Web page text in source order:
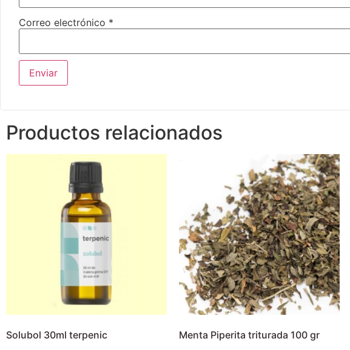
Correo electrónico *
Productos relacionados
Solubol 30ml terpenic Menta Piperita triturada 100 gr